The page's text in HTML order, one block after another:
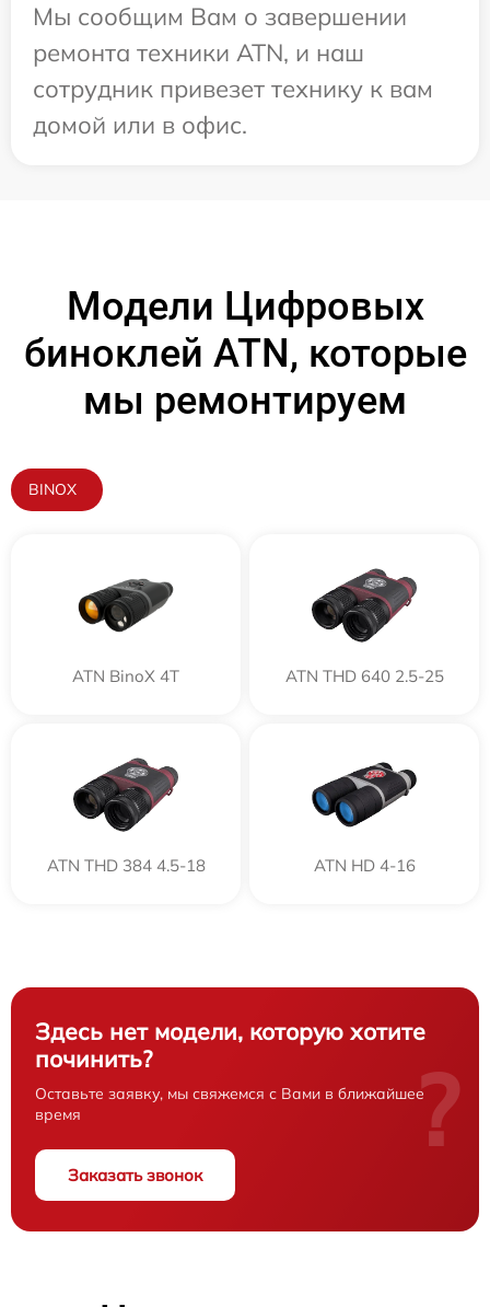
Мы сообщим Вам о завершении
ремонта техники ATN, и наш
сотрудник привезет технику к вам
домой или в офис.
Модели Цифровых
биноклей ATN, которые
мы ремонтируем
BINOX
ATN BinoX 4T ATN THD 640 2.5-25
ATN THD 384 4.5-18 ATN HD 4-16
Здесь нет модели, которую хотите
починить?
Оставьте заявку, мы свяжемся с Вами в ближайшее
время
Заказать звонок
?